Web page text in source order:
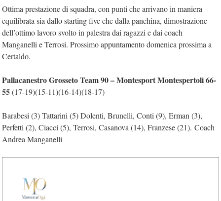
Ottima prestazione di squadra, con punti che arrivano in maniera
equilibrata sia dallo starting five che dalla panchina, dimostrazione
dell’ottimo lavoro svolto in palestra dai ragazzi e dai coach
Manganelli e Terrosi. Prossimo appuntamento domenica prossima a
Certaldo.
Pallacanestro Grosseto Team 90 – Montesport Montespertoli66-
55(17-19)(15-11)(16-14)(18-17)
Barabesi (3) Tattarini (5) Dolenti, Brunelli, Conti (9), Erman (3),
Perfetti (2), Ciacci (5), Terrosi, Casanova (14), Franzese (21). Coach
Andrea Manganelli